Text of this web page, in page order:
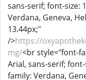
sans-serif; font-size:
Verdana, Geneva,
13.44px;"
/>https://
mg/<br style="font-
Arial, sans-serif;
family: Verdana,